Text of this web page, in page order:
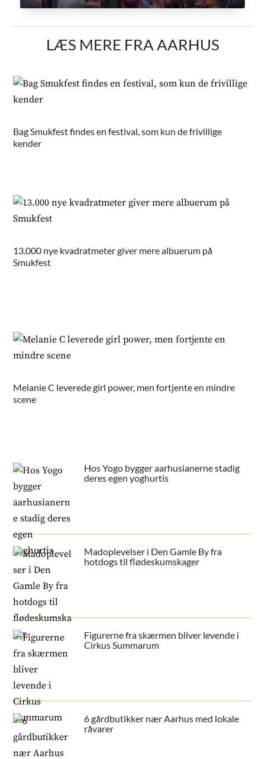
LÆS MERE FRA AARHUS
Bag Smukfest findes en festival, som kun de frivillige
kender
13.000 nye kvadratmeter giver mere albuerum på
Smukfest
Melanie C leverede girl power, men fortjente en mindre
scene
Hos Yogo bygger aarhusianerne stadig
deres egen yoghurtis
Madoplevelser i Den Gamle By fra
hotdogs til flødeskumskager
Figurerne fra skærmen bliver levende i
Cirkus Summarum
6 gårdbutikker nær Aarhus med lokale
råvarer